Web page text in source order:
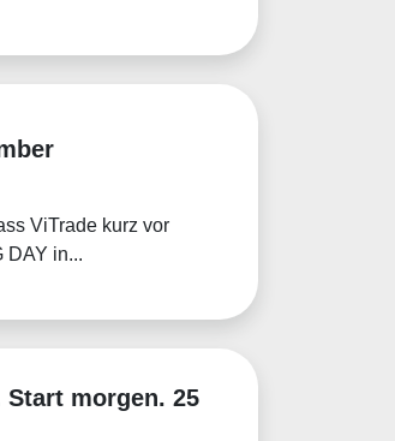
ViTrade kurz vor
DAY in...
Start morgen. 25